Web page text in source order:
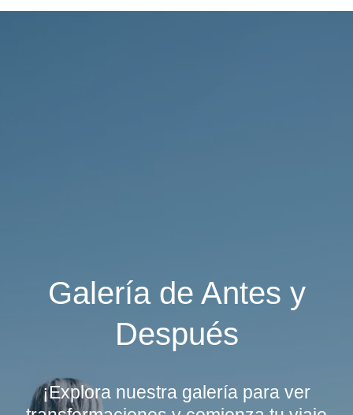
Galería de Antes y
Después
¡Explora nuestra galería para ver